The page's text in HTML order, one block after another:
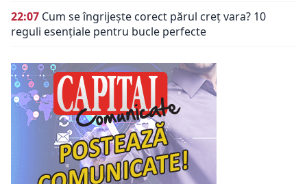
22:07 Cum se îngrijește corect părul creț vara? 10
reguli esențiale pentru bucle perfecte